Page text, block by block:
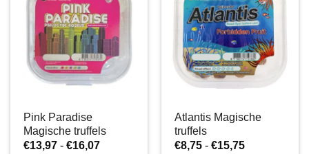
Pink Paradise
Magische truffels
€13,97 - €16,07Prijsklasse:
Atlantis Magische
truffels
€8,75 - €15,75Prijsklasse: